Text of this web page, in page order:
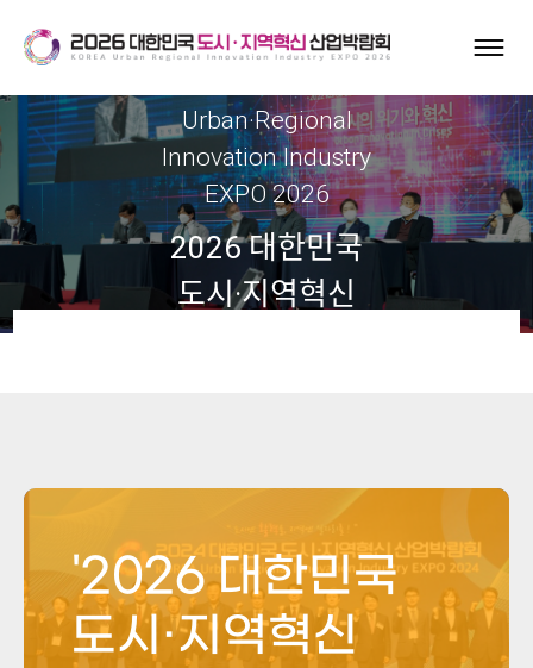
Urban·Regional
Innovation Industry
EXPO 2026
2026 대한민국
도시·지역혁신
'2026 대한민국
도시·지역혁신